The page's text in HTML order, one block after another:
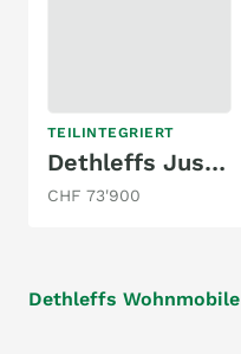
TEILINTEGRIERT
Dethleffs Just Camp T 6812 EB
CHF 73'900
Dethleffs Wohnmobile